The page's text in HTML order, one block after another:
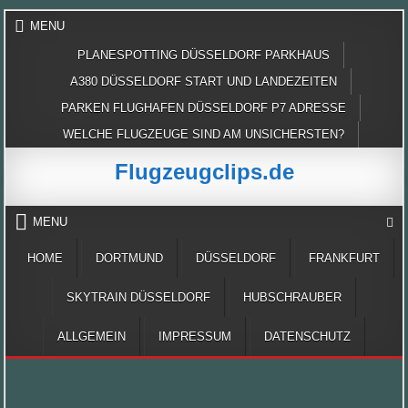
Skip
MENU
PLANESPOTTING DÜSSELDORF PARKHAUS
A380 DÜSSELDORF START UND LANDEZEITEN
PARKEN FLUGHAFEN DÜSSELDORF P7 ADRESSE
WELCHE FLUGZEUGE SIND AM UNSICHERSTEN?
Flugzeugclips.de
MENU
HOME DORTMUND DÜSSELDORF FRANKFURT
SKYTRAIN DÜSSELDORF HUBSCHRAUBER
ALLGEMEIN IMPRESSUM DATENSCHUTZ